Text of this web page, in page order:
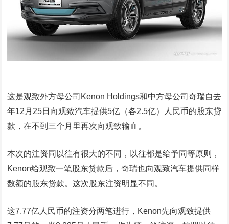
这是观致外方母公司Kenon Holdings和中方母公司奇瑞自去
年12月25日向观致汽车提供5亿（各2.5亿）人民币的股东贷
款，在不到三个月里再次向观致输血。
本次的注资同以往有很大的不同，以往都是给予同等原则，
Kenon给观致一笔股东贷款后，奇瑞也向观致汽车提供同样
数额的股东贷款。这次股东注资明显不同。
这7.77亿人民币的注资分两笔进行，Kenon先向观致提供